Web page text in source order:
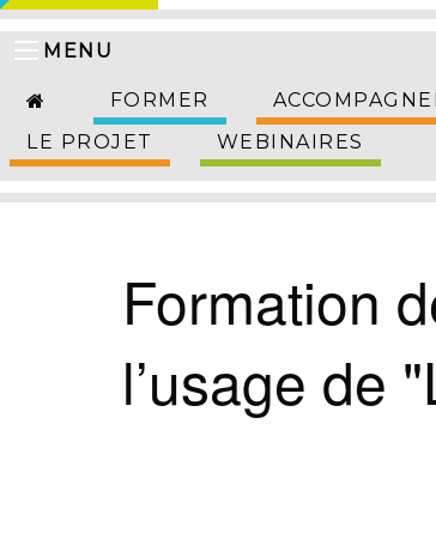
MENU
FORMER
LE PROJET
WEBINAIRES
Formation
l’usage de